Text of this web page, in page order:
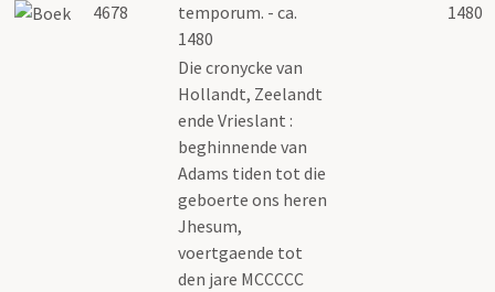
4678
temporum. - ca.
1480
1480
Die cronycke van
Hollandt, Zeelandt
ende Vrieslant :
beghinnende van
Adams tiden tot die
geboerte ons heren
Jhesum,
voertgaende tot
den jare MCCCCC